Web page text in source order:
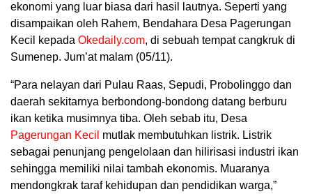
ekonomi yang luar biasa dari hasil lautnya. Seperti yang
disampaikan oleh Rahem, Bendahara Desa Pagerungan
Kecil kepada Okedaily.com, di sebuah tempat cangkruk di
Sumenep. Jum’at malam (05/11).
“Para nelayan dari Pulau Raas, Sepudi, Probolinggo dan
daerah sekitarnya berbondong-bondong datang berburu
ikan ketika musimnya tiba. Oleh sebab itu, Desa
Pagerungan Kecil mutlak membutuhkan listrik. Listrik
sebagai penunjang pengelolaan dan hilirisasi industri ikan
sehingga memiliki nilai tambah ekonomis. Muaranya
mendongkrak taraf kehidupan dan pendidikan warga,”